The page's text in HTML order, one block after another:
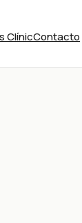
ClínicContacto